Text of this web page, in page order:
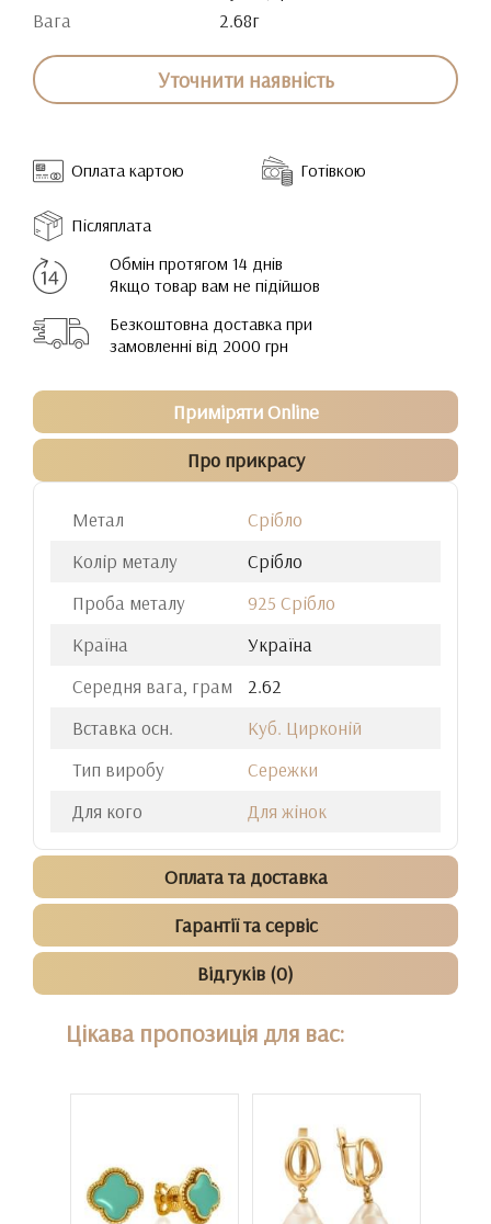
Вага
2.68г
Уточнити наявність
Оплата картою Готівкою
Післяплата
Обмін протягом 14 днів
Якщо товар вам не підійшов
Безкоштовна доставка при
замовленні від 2000 грн
Приміряти Online
Про прикрасу
Метал
Срібло
Колір металу
Срібло
Проба металу
925 Срібло
Країна
Україна
Середня вага, грам
2.62
Вставка осн.
Куб. Цирконій
Тип виробу
Сережки
Для кого
Для жінок
Оплата та доставка
Гарантії та сервіс
Відгуків (0)
Цікава пропозиція для вас: